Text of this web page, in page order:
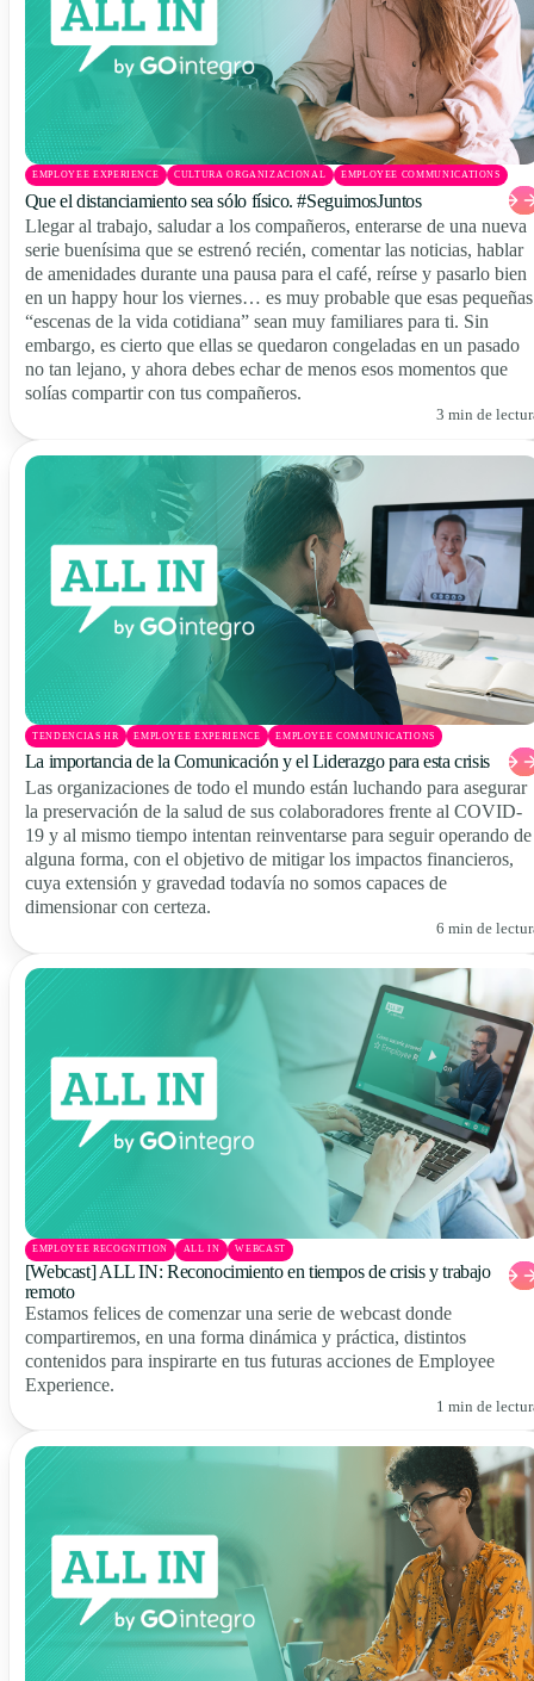
EMPLOYEE EXPERIENCE CULTURA ORGANIZACIONAL EMPLOYEE COMMUNICATIONS
Que el distanciamiento sea sólo físico. #SeguimosJuntos
Llegar al trabajo, saludar a los compañeros, enterarse de una nueva
serie buenísima que se estrenó recién, comentar las noticias, hablar
de amenidades durante una pausa para el café, reírse y pasarlo bien
en un happy hour los viernes… es muy probable que esas pequeñas
“escenas de la vida cotidiana” sean muy familiares para ti. Sin
embargo, es cierto que ellas se quedaron congeladas en un pasado
no tan lejano, y ahora debes echar de menos esos momentos que
solías compartir con tus compañeros.
3 min de
TENDENCIAS HR EMPLOYEE EXPERIENCE EMPLOYEE COMMUNICATIONS
La importancia de la Comunicación y el Liderazgo para esta crisis
Las organizaciones de todo el mundo están luchando para asegurar
la preservación de la salud de sus colaboradores frente al COVID-
19 y al mismo tiempo intentan reinventarse para seguir operando de
alguna forma, con el objetivo de mitigar los impactos financieros,
cuya extensión y gravedad todavía no somos capaces de
dimensionar con certeza.
6 min de
EMPLOYEE RECOGNITION ALL IN WEBCAST
[Webcast] ALL IN: Reconocimiento en tiempos de crisis y trabajo
remoto
Estamos felices de comenzar una serie de webcast donde
compartiremos, en una forma dinámica y práctica, distintos
contenidos para inspirarte en tus futuras acciones de Employee
Experience.
1 min de